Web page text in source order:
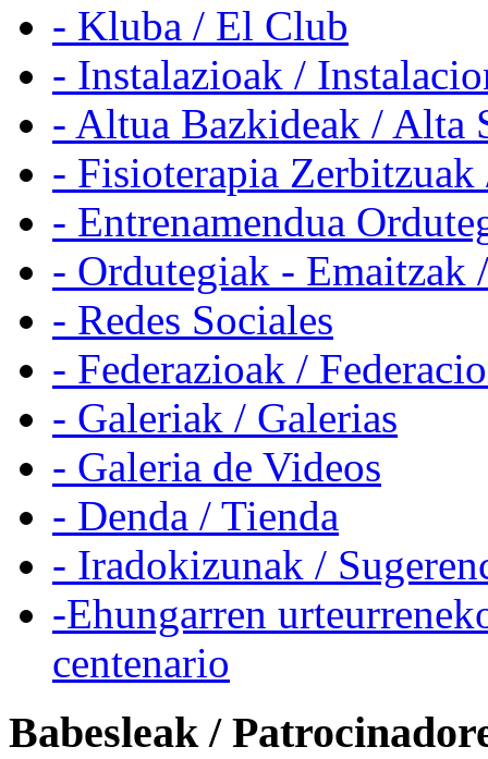
- Kluba / El Club
- Instalazioak /
- Altua Bazkideak / Alta
- Fisioterapia
- Entrenamendua
- Ordutegiak - Emaitzak
- Redes Sociales
- Federazioak /
- Galeriak / Galerias
- Galeria de Videos
- Denda / Tienda
- Iradokizunak /
-Ehungarren
centenario
Babesleak /